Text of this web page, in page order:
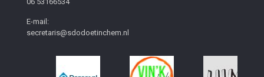
E-mail:
secretaris@sdodoetinchem.nl